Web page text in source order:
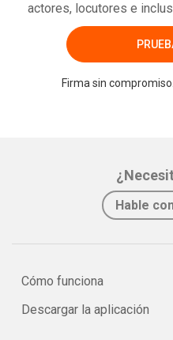
actores, locutores e
Firma sin
Hable
Cómo funciona
Descargar la aplicación
Whatsapp Facebook